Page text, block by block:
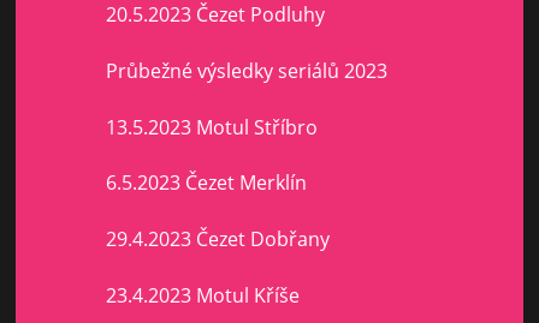
20.5.2023 Čezet Podluhy
Průbežné výsledky seriálů 2023
13.5.2023 Motul Stříbro
6.5.2023 Čezet Merklín
29.4.2023 Čezet Dobřany
23.4.2023 Motul Kříše